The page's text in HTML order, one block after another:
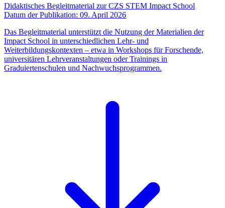
Didaktisches Begleitmaterial zur CZS STEM Impact School
Datum der Publikation: 09. April 2026
Das Begleitmaterial unterstützt die Nutzung der Materialien der
Impact School in unterschiedlichen Lehr- und
Weiterbildungskontexten – etwa in Workshops für Forschende,
universitären Lehrveranstaltungen oder Trainings in
Graduiertenschulen und Nachwuchsprogrammen.